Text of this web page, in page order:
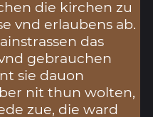
die kirchen zu
vnd erlaubens ab.
das
gebrauchen
sie dauon
nit thun wolten,
zue, die ward